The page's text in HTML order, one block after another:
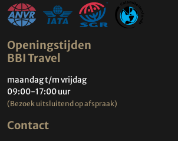
Openingstijden
BBI Travel
maandag t/m vrijdag
09:00-17:00 uur
(Bezoek uitsluitend op afspraak)
Contact